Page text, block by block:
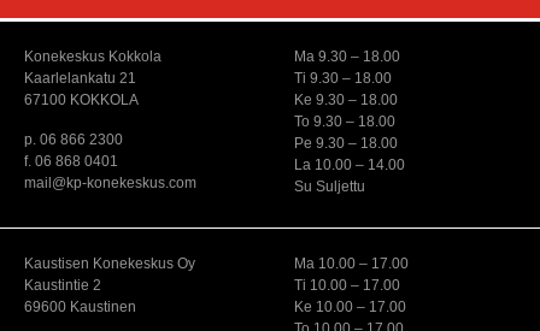
Konekeskus Kokkola
Kaarlelankatu 21
67100 KOKKOLA
p. 06 866 2300
f. 06 868 0401
mail@kp-konekeskus.com
Ma 9.30 – 18.00
Ti 9.30 – 18.00
Ke 9.30 – 18.00
To 9.30 – 18.00
Pe 9.30 – 18.00
La 10.00 – 14.00
Su Suljettu
Kaustisen Konekeskus Oy
Kaustintie 2
69600 Kaustinen
Ma 10.00 – 17.00
Ti 10.00 – 17.00
Ke 10.00 – 17.00